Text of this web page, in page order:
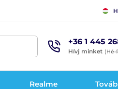
+36 1 445
Hívj minket (Hé-
Realme